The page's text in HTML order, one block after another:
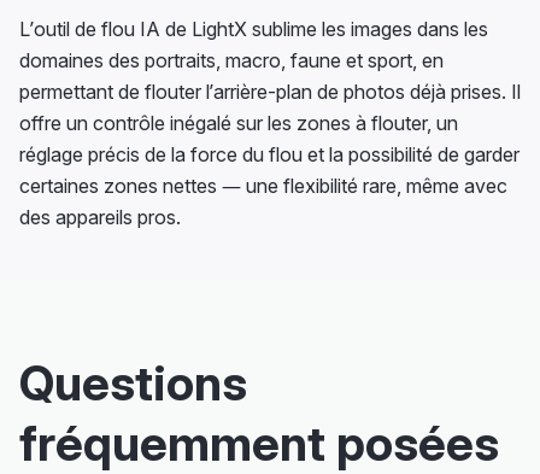
L’outil de flou IA de LightX sublime les images dans les
domaines des portraits, macro, faune et sport, en
permettant de flouter l’arrière-plan de photos déjà prises. Il
offre un contrôle inégalé sur les zones à flouter, un
réglage précis de la force du flou et la possibilité de garder
certaines zones nettes — une flexibilité rare, même avec
des appareils pros.
Questions
fréquemment posées